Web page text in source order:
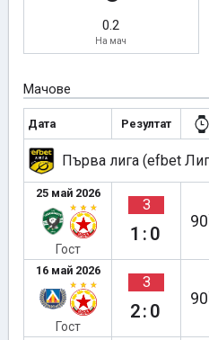
0.2
На мач
Мачове
Дата Резултат
Първа лига (efbet
25 май 2026
Гост
З
1:0
16 май 2026
Гост
З
2:0